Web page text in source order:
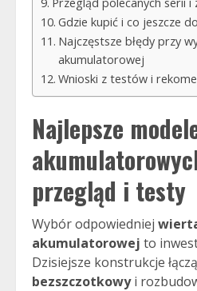
Gdzie kupić i co jeszcze
Najczęstsze błędy przy
akumulatorowej
Wnioski z testów i
Najlepsze
przegląd i testy
Wybór odpowiedniej
akumulatorowej to
Dzisiejsze konstrukcje
bezszczotkowyi